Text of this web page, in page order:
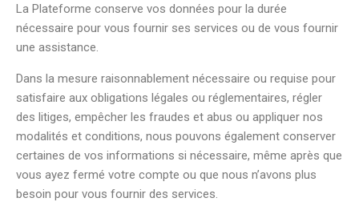
La Plateforme conserve vos données pour la durée
nécessaire pour vous fournir ses services ou de vous fournir
une assistance.
Dans la mesure raisonnablement nécessaire ou requise pour
satisfaire aux obligations légales ou réglementaires, régler
des litiges, empêcher les fraudes et abus ou appliquer nos
modalités et conditions, nous pouvons également conserver
certaines de vos informations si nécessaire, même après que
vous ayez fermé votre compte ou que nous n’avons plus
besoin pour vous fournir des services.